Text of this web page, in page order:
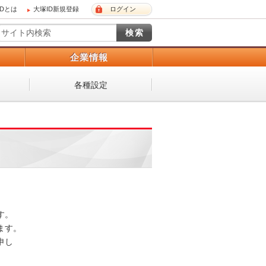
とは 大塚ID新規登録 ログイン
企業情報
各種設定
。
す。
し